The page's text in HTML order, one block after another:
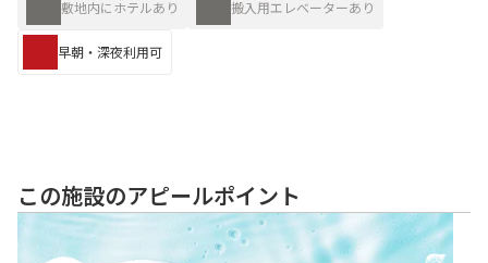
敷地内にホテルあり 搬入用エレベーターあり
早朝・深夜利用可
この施設のアピールポイント